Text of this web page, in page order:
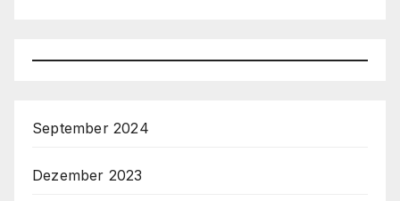
September 2024
Dezember 2023